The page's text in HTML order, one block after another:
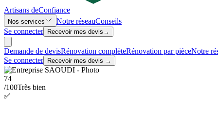
Artisans deConfiance
Nos services Notre réseauConseils
Se connecter
Recevoir mes devis →
Demande de devisRénovation complèteRénovation par pièceNotre
Se connecter
Recevoir mes devis →
74
/100Très bien
✅